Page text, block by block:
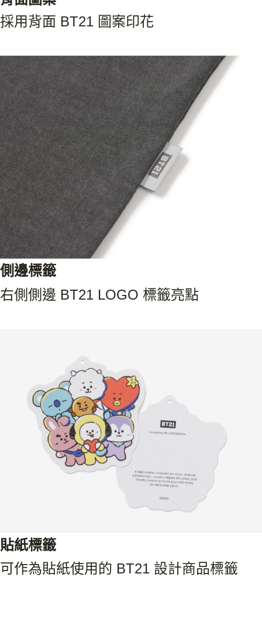
採用背面 BT21 圖案印花
側邊標籤
右側側邊 BT21 LOGO 標籤亮點
貼紙標籤
可作為貼紙使用的 BT21 設計商品標籤